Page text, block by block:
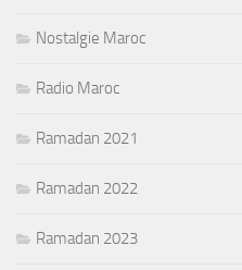
Nostalgie Maroc
Radio Maroc
Ramadan 2021
Ramadan 2022
Ramadan 2023